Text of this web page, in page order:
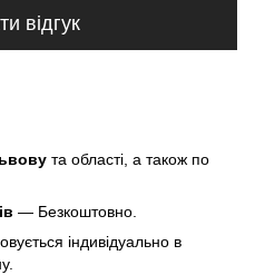
відгук
та області, а також по
— Безкоштовно.
індивідуально в